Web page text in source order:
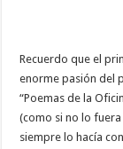
Recuerdo que el
enorme pasión del
“Poemas de la
(como si no lo
siempre lo hacía